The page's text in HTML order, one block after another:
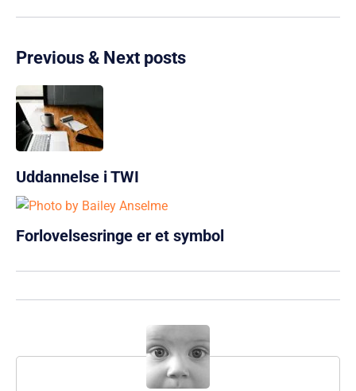
Previous & Next posts
Uddannelse i TWI
Forlovelsesringe er et symbol